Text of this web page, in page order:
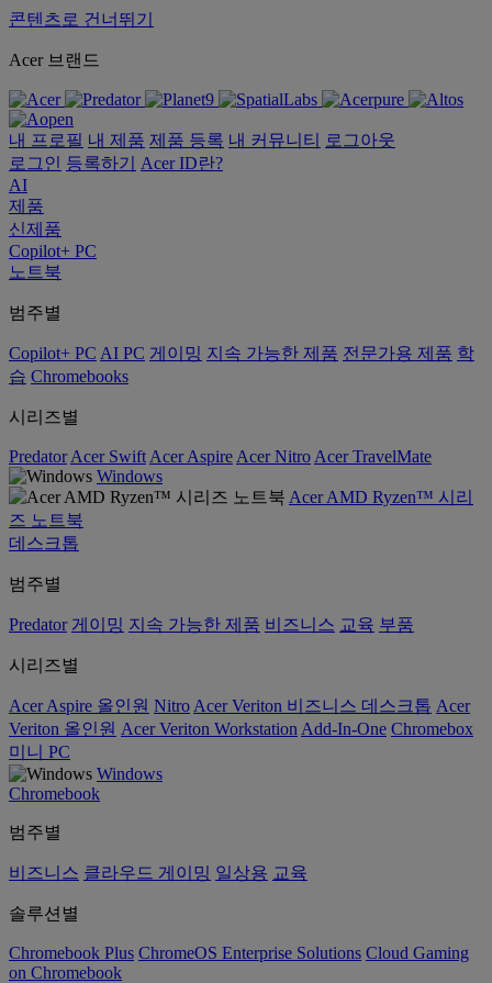
콘텐츠로 건너뛰기
Acer 브랜드
내 프로필 내 제품 제품 등록 내 커뮤니티
로그아웃
로그인
등록하기
Acer ID란?
AI
제품
신제품
Copilot+ PC
노트북
범주별
Copilot+ PC AI PC 게이밍 지속 가능한 제품 전문가용 제품 학
습 Chromebooks
시리즈별
Predator Acer Swift Acer Aspire Acer Nitro Acer TravelMate
Windows
Acer AMD Ryzen™ 시리
즈 노트북
데스크톱
범주별
Predator 게이밍 지속 가능한 제품 비즈니스 교육 부품
시리즈별
Acer Aspire 올인원 Nitro Acer Veriton 비즈니스 데스크톱 Acer
Veriton 올인원 Acer Veriton Workstation Add-In-One Chromebox
미니 PC
Windows
Chromebook
범주별
비즈니스 클라우드 게이밍 일상용 교육
솔루션별
Chromebook Plus ChromeOS Enterprise Solutions Cloud Gaming
on Chromebook